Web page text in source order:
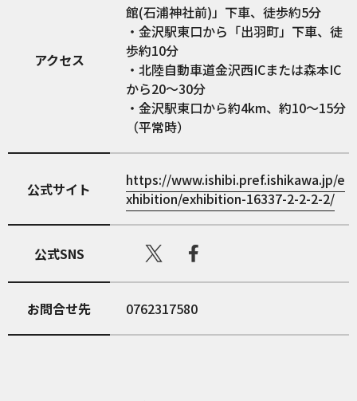
アクセス
館(石浦神社前)」下車、徒歩約5分
・金沢駅東口から「出羽町」下車、徒
歩約10分
・北陸自動車道金沢西ICまたは森本IC
から20～30分
・金沢駅東口から約4km、約10～15分
（平常時）
公式サイト
https://www.ishibi.pref.ishikawa.jp/e
xhibition/exhibition-16337-2-2-2-2/
公式SNS
お問合せ先 0762317580